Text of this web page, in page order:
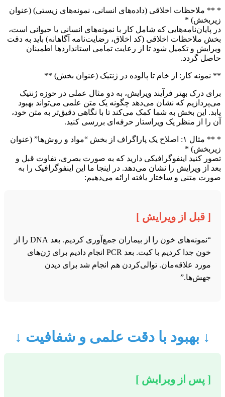
* ** ملاحظات اخلاقی (داده‌های انسانی، نمونه‌های زیستی) (عنوان
زیربخش) *
در پایان‌نامه‌هایی که شامل کار با نمونه‌های انسانی یا حیوانی است،
بخش ملاحظات اخلاقی (کد اخلاق، رضایت‌نامه آگاهانه) باید به دقت
ویرایش و تکمیل شود تا از رعایت تمامی استانداردها اطمینان
حاصل گردد.
** نمونه کار: از خام تا پالوده در ژنتیک (عنوان بخش) **
برای درک بهتر فرآیند ویرایش، به دو مثال عملی در حوزه ژنتیک
می‌پردازیم که نشان می‌دهد چگونه یک متن علمی می‌تواند بهبود
یابد. این بخش به شما کمک می‌کند تا با نگاهی دقیق‌تر به متن خود،
آن را از منظر یک ویراستار حرفه‌ای بررسی کنید.
* ** مثال ۱: اصلاح یک پاراگراف از بخش “مواد و روش‌ها” (عنوان
زیربخش) *
تصور کنید اینفوگرافیکی دارید که به صورت بصری، تفاوت قبل و
بعد از ویرایش را نشان می‌دهد. در اینجا ما این اینفوگرافیک را به
صورت متنی و ساختار یافته ارائه می‌دهیم:
[ قبل از ویرایش ]
“نمونه‌های خون را از بیماران جمع‌آوری کردیم. بعد DNA را از
خون جدا کردیم با کیت. بعد PCR انجام دادیم برای ژن‌های
مورد علاقه‌مان. توالی‌کردن هم انجام شد برای دیدن
جهش‌ها.”
↓ بهبود با دقت علمی و شفافیت ↓
[ پس از ویرایش ]